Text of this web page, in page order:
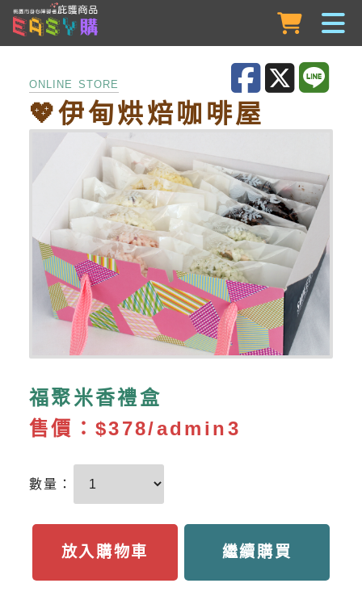
跳到主要內容
ONLINE STORE
💖伊甸烘焙咖啡屋
福聚米香禮盒
售價： $378/admin3
數量：
放入購物車 繼續購買